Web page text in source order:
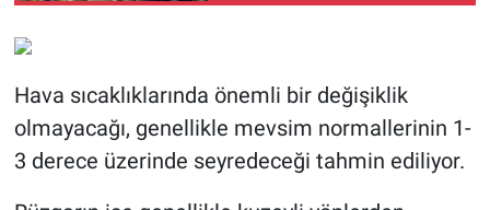
Hava sıcaklıklarında önemli bir değişiklik
olmayacağı, genellikle mevsim normallerinin 1-
3 derece üzerinde seyredeceği tahmin ediliyor.